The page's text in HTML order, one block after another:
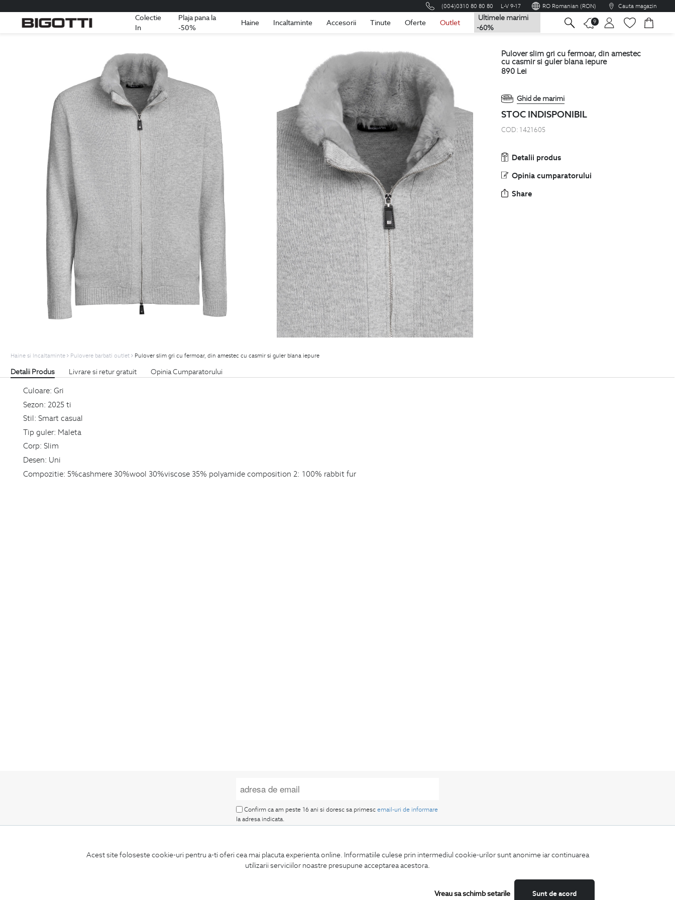
Acest site foloseste cookie-uri pentru a-ti oferi cea mai placuta experienta online. Informatiile culese prin intermediul cookie-urilor sunt anonime iar continuarea
utilizarii serviciilor noastre presupune acceptarea acestora.
Sunt de acord
Vreau sa schimb setarile
(004)0310 80 80 80 L-V 9-17 RO Romanian (RON) Cauta magazin
Colectie
In
Plaja pana la
-50%
Haine Incaltaminte Accesorii Tinute Oferte Outlet
Ultimele marimi
-60%
9
Romania Romana
pulover slim gri cu fermoar, din amestec
cu casmir si guler blana iepure
890 Lei
Ghid de marimi
STOC INDISPONIBIL
COD: 1421605
Detalii produs
Opinia cumparatorului
Share
Haine si Incaltaminte Pulovere barbati outlet Pulover slim gri cu fermoar, din amestec cu casmir si guler blana iepure
Detalii Produs Livrare si retur gratuit Opinia Cumparatorului
Culoare: Gri
Sezon: 2025 ti
Stil: Smart casual
Tip guler: Maleta
Corp: Slim
Desen: Uni
Compozitie: 5%cashmere 30%wool 30%viscose 35% polyamide composition 2: 100% rabbit fur
ABONEAZA-TE
LA NEWSLETTER
Confirm ca am peste 16 ani si doresc sa primescemail-uri de informare
la adresa indicata.